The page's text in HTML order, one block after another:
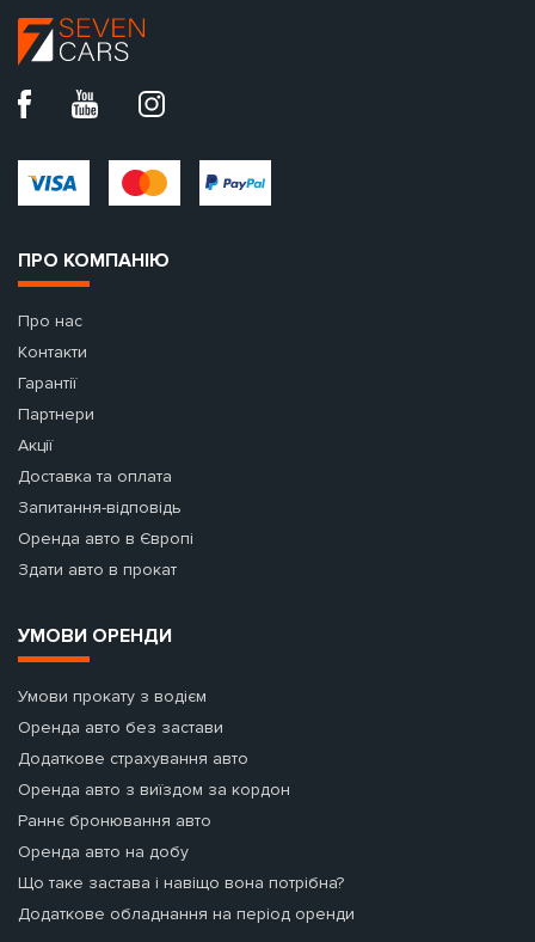
ПРО КОМПАНІЮ
Про нас
Контакти
Гарантії
Партнери
Акції
Доставка та оплата
Запитання-відповідь
Оренда авто в Європі
Здати авто в прокат
УМОВИ ОРЕНДИ
Умови прокату з водієм
Оренда авто без застави
Додаткове страхування авто
Оренда авто з виїздом за кордон
Раннє бронювання авто
Оренда авто на добу
Що таке застава і навіщо вона потрібна?
Додаткове обладнання на період оренди